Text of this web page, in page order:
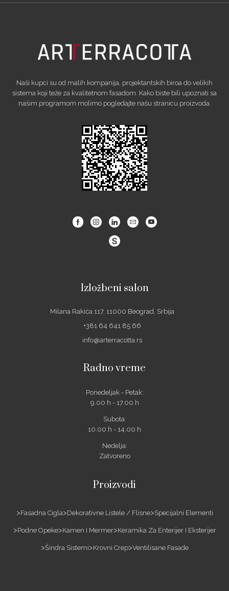
Naši kupci su od malih kompanija, projektantskih biroa do velikih
sistema koji teže za kvalitetnom fasadom. Kako biste bili upoznati sa
našim programom molimo pogledajte našu stranicu proizvoda.
FacebookInstagramLinkedinEmail Youtube
Izložbeni salon
Milana Rakića 117, 11000 Beograd, Srbija
+381 64 641 85 66
info@arterracotta.rs
Radno vreme
Ponedeljak - Petak:
9.00 h - 17.00 h
Subota:
10.00 h - 14.00 h
Nedelja:
Zatvoreno
Proizvodi
Fasadna Cigla Dekorativne Listele / Flisne Specijalni Elementi
Podne Opeke Kamen I Mermer Keramika Za Enterijer I Eksterijer
Šindra Sistemi Krovni Crep Ventilisane Fasade